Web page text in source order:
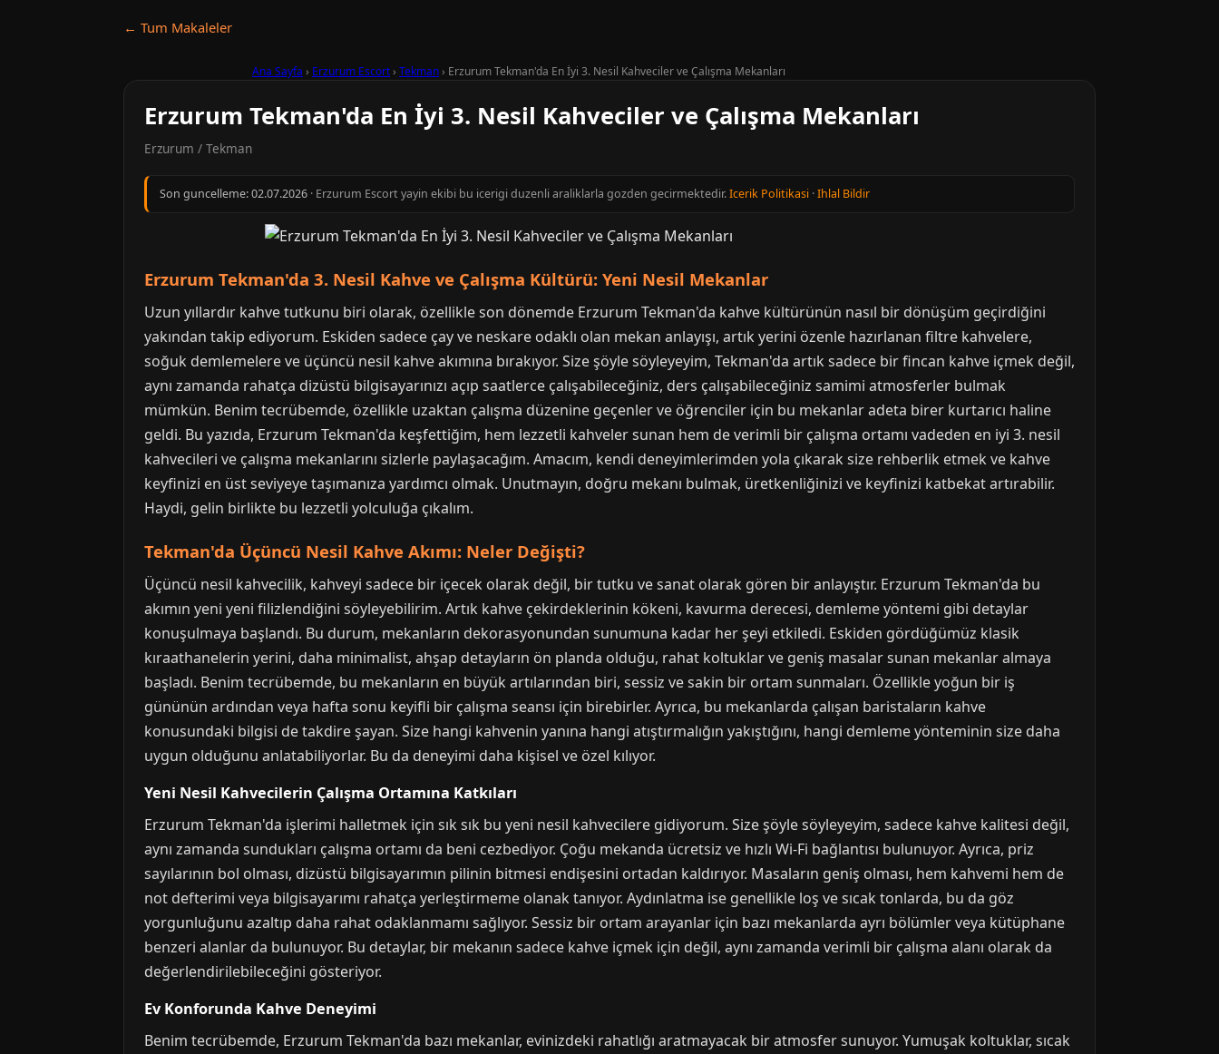
← Tum Makaleler
Ana Sayfa › Erzurum Escort› Tekman› Erzurum Tekman'da En İyi 3. Nesil Kahveciler ve Çalışma Mekanları
Erzurum Tekman'da En İyi 3. Nesil Kahveciler ve Çalışma Mekanları
Erzurum / Tekman
Son guncelleme:02.07.2026 · Erzurum Escort yayin ekibi bu icerigi duzenli araliklarla gozden gecirmektedir.Icerik Politikasi ·Ihlal Bildir
Erzurum Tekman'da 3. Nesil Kahve ve Çalışma Kültürü: Yeni Nesil Mekanlar
Uzun yıllardır kahve tutkunu biri olarak, özellikle son dönemde Erzurum Tekman'da kahve kültürünün nasıl bir dönüşüm geçirdiğini
yakından takip ediyorum. Eskiden sadece çay ve neskare odaklı olan mekan anlayışı, artık yerini özenle hazırlanan filtre kahvelere,
soğuk demlemelere ve üçüncü nesil kahve akımına bırakıyor. Size şöyle söyleyeyim, Tekman'da artık sadece bir fincan kahve içmek değil,
aynı zamanda rahatça dizüstü bilgisayarınızı açıp saatlerce çalışabileceğiniz, ders çalışabileceğiniz samimi atmosferler bulmak
mümkün. Benim tecrübemde, özellikle uzaktan çalışma düzenine geçenler ve öğrenciler için bu mekanlar adeta birer kurtarıcı haline
geldi. Bu yazıda, Erzurum Tekman'da keşfettiğim, hem lezzetli kahveler sunan hem de verimli bir çalışma ortamı vadeden en iyi 3. nesil
kahvecileri ve çalışma mekanlarını sizlerle paylaşacağım. Amacım, kendi deneyimlerimden yola çıkarak size rehberlik etmek ve kahve
keyfinizi en üst seviyeye taşımanıza yardımcı olmak. Unutmayın, doğru mekanı bulmak, üretkenliğinizi ve keyfinizi katbekat artırabilir.
Haydi, gelin birlikte bu lezzetli yolculuğa çıkalım.
Tekman'da Üçüncü Nesil Kahve Akımı: Neler Değişti?
Üçüncü nesil kahvecilik, kahveyi sadece bir içecek olarak değil, bir tutku ve sanat olarak gören bir anlayıştır. Erzurum Tekman'da bu
akımın yeni yeni filizlendiğini söyleyebilirim. Artık kahve çekirdeklerinin kökeni, kavurma derecesi, demleme yöntemi gibi detaylar
konuşulmaya başlandı. Bu durum, mekanların dekorasyonundan sunumuna kadar her şeyi etkiledi. Eskiden gördüğümüz klasik
kıraathanelerin yerini, daha minimalist, ahşap detayların ön planda olduğu, rahat koltuklar ve geniş masalar sunan mekanlar almaya
başladı. Benim tecrübemde, bu mekanların en büyük artılarından biri, sessiz ve sakin bir ortam sunmaları. Özellikle yoğun bir iş
gününün ardından veya hafta sonu keyifli bir çalışma seansı için birebirler. Ayrıca, bu mekanlarda çalışan baristaların kahve
konusundaki bilgisi de takdire şayan. Size hangi kahvenin yanına hangi atıştırmalığın yakıştığını, hangi demleme yönteminin size daha
uygun olduğunu anlatabiliyorlar. Bu da deneyimi daha kişisel ve özel kılıyor.
Yeni Nesil Kahvecilerin Çalışma Ortamına Katkıları
Erzurum Tekman'da işlerimi halletmek için sık sık bu yeni nesil kahvecilere gidiyorum. Size şöyle söyleyeyim, sadece kahve kalitesi değil,
aynı zamanda sundukları çalışma ortamı da beni cezbediyor. Çoğu mekanda ücretsiz ve hızlı Wi-Fi bağlantısı bulunuyor. Ayrıca, priz
sayılarının bol olması, dizüstü bilgisayarımın pilinin bitmesi endişesini ortadan kaldırıyor. Masaların geniş olması, hem kahvemi hem de
not defterimi veya bilgisayarımı rahatça yerleştirmeme olanak tanıyor. Aydınlatma ise genellikle loş ve sıcak tonlarda, bu da göz
yorgunluğunu azaltıp daha rahat odaklanmamı sağlıyor. Sessiz bir ortam arayanlar için bazı mekanlarda ayrı bölümler veya kütüphane
benzeri alanlar da bulunuyor. Bu detaylar, bir mekanın sadece kahve içmek için değil, aynı zamanda verimli bir çalışma alanı olarak da
değerlendirilebileceğini gösteriyor.
Ev Konforunda Kahve Deneyimi
Benim tecrübemde, Erzurum Tekman'da bazı mekanlar, evinizdeki rahatlığı aratmayacak bir atmosfer sunuyor. Yumuşak koltuklar, sıcak